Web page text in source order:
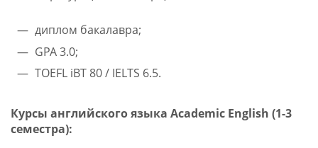
диплом бакалавра;
GPA 3.0;
TOEFL iBT 80 / IELTS 6.5.
Курсы английского языка Academic English (1-3
семестра):